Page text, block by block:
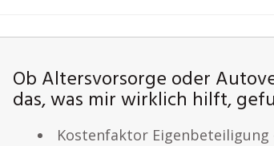
Ob Altersvorsorge oder
das, was mir wirklich hilft,
Kostenfaktor Eigenbeteiligung